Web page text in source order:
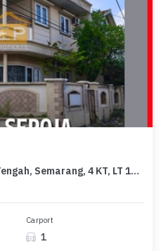
Hunian Mewah di Semarang Tengah, Semarang, 4 KT, LT 162m²
Carport
1